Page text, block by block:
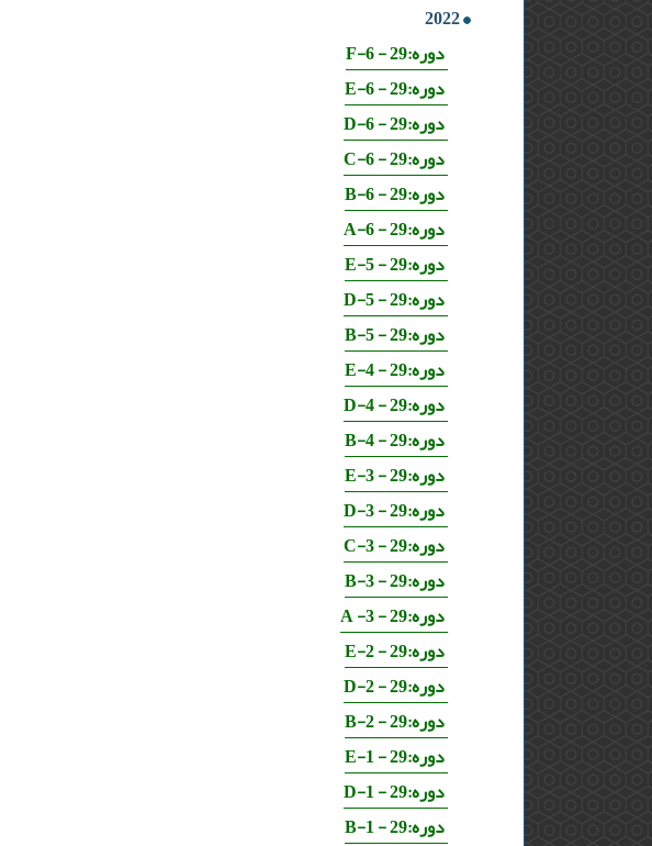
2022
دوره:29 - 6-F
دوره:29 - 6-E
دوره:29 - 6-D
دوره:29 - 6-C
دوره:29 - 6-B
دوره:29 - 6-A
دوره:29 - 5-E
دوره:29 - 5-D
دوره:29 - 5-B
دوره:29 - 4-E
دوره:29 - 4-D
دوره:29 - 4-B
دوره:29 - 3-E
دوره:29 - 3-D
دوره:29 - 3-C
دوره:29 - 3-B
دوره:29 - 3- A
دوره:29 - 2-E
دوره:29 - 2-D
دوره:29 - 2-B
دوره:29 - 1-E
دوره:29 - 1-D
دوره:29 - 1-B